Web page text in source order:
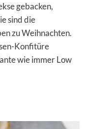
gebacken,
sind die
zu Weihnachten.
Konfitüre
wie immer Low